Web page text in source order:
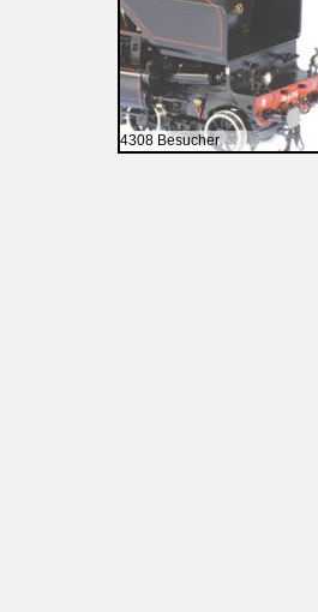
4308 Besucher